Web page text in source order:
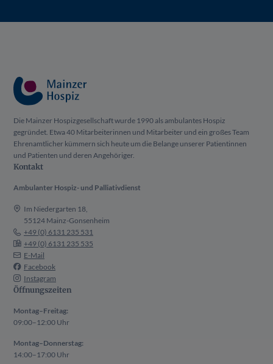
Die Mainzer Hospizgesellschaft wurde 1990 als ambulantes Hospiz
gegründet. Etwa 40 Mitarbeiterinnen und Mitarbeiter und ein großes Team
Ehrenamtlicher kümmern sich heute um die Belange unserer Patientinnen
und Patienten und deren Angehöriger.
Kontakt
Ambulanter Hospiz- und Palliativdienst
Im Niedergarten 18,
55124 Mainz-Gonsenheim
+49 (0) 6131 235 531
+49 (0) 6131 235 535
E-Mail
Facebook
Instagram
Öffnungszeiten
Montag–Freitag:
09:00–12:00 Uhr
Montag–Donnerstag:
14:00–17:00 Uhr